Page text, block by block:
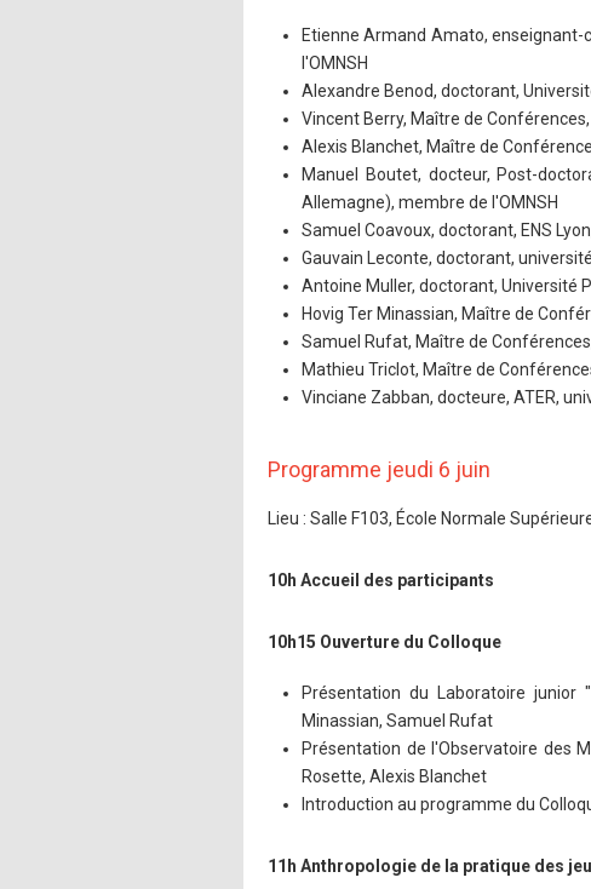
Etienne Armand Amato, enseignant-
l'OMNSH
Alexandre Benod, doctorant,
Vincent Berry, Maître de
Alexis Blanchet, Maître de
Manuel Boutet, docteur, Post-
Allemagne), membre de l'OMNSH
Samuel Coavoux, doctorant, ENS
Gauvain Leconte, doctorant,
Antoine Muller, doctorant, Université
Hovig Ter Minassian, Maître de
Samuel Rufat, Maître de
Mathieu Triclot, Maître de
Vinciane Zabban, docteure, ATER,
Programme jeudi 6 juin
Lieu : Salle F103, École Normale
10h Accueil des participants
10h15 Ouverture du Colloque
Présentation du Laboratoire junior "
Minassian, Samuel Rufat
Présentation de l'Observatoire des
Rosette, Alexis Blanchet
Introduction au programme du
11h Anthropologie de la pratique des